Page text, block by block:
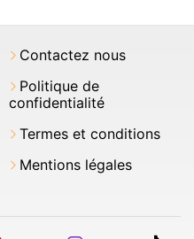
Contactez nous
Politique de
confidentialité
Termes et conditions
Mentions légales